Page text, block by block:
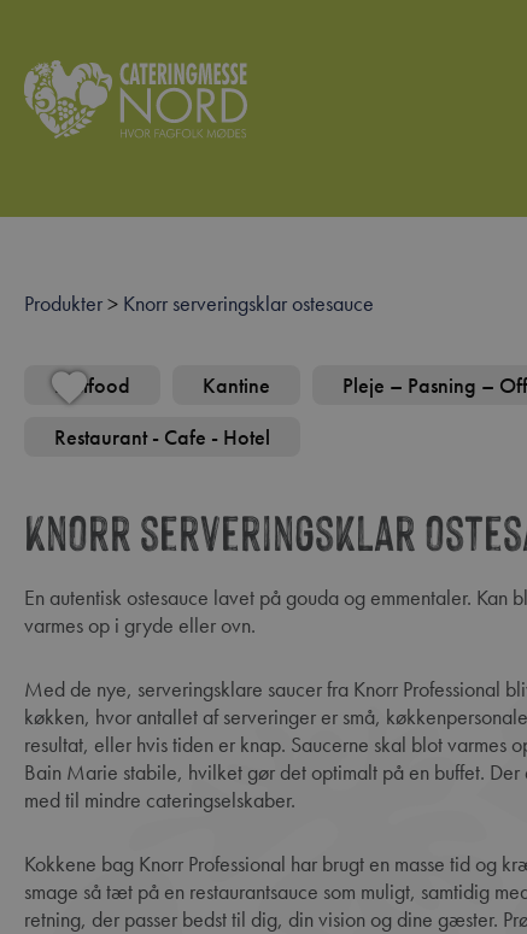
Produkter> Knorr serveringsklar ostesauce
Fastfood Kantine
Pleje – Pasning –
Restaurant - Cafe - Hotel
Knorr serveringsklar
En autentisk ostesauce lavet på gouda og emmentaler. Kan blandes direkte i pastaretter, grøntsagsgratin og lasagne og
varmes op i gryde eller ovn.
Med de nye, serveringsklare saucer fra Knorr Professional bliver det meget nemmere at servere saucer i det travle
køkken, hvor antallet af serveringer er små,
resultat, eller hvis tiden er knap. Saucerne skal blot
Bain Marie stabile, hvilket gør det optimalt på en buffet.
med til mindre cateringselskaber.
Kokkene bag Knorr Professional har brugt en masse tid og kræfter på at få de flydende serveringsklare saucer til at
smage så tæt på en restaurantsauce som muligt, samtidig
retning, der passer bedst til dig, din vision og dine gæster.